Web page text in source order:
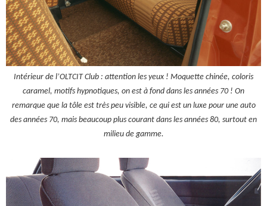
Intérieur de l’OLTCIT Club : attention les yeux ! Moquette chinée, coloris
caramel, motifs hypnotiques, on est à fond dans les années 70 ! On
remarque que la tôle est très peu visible, ce qui est un luxe pour une auto
des années 70, mais beaucoup plus courant dans les années 80, surtout en
milieu de gamme.